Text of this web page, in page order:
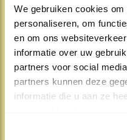
We gebruiken cookies
personaliseren, om
en om ons
informatie over uw
partners voor social
partners kunnen deze
informatie die u aan ze
Vijver
Voedertijd!
14.04.24Raven en